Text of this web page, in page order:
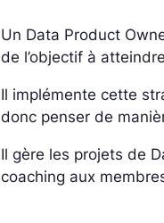
Un Data Product
de l’objectif à
Il implémente cette
donc penser de
Il gère les projets de
coaching aux